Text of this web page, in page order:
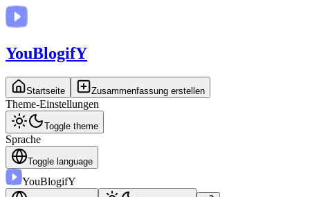
YouBlogifY
Startseite Zusammenfassung erstellen
Theme-Einstellungen
Toggle theme
Sprache
Toggle language
YouBlogifY